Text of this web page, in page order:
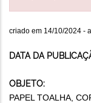
criado em 14/10/2024 -
DATA DA
OBJETO:
PAPEL TOALHA,